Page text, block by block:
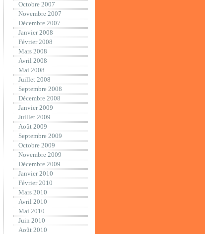
Octobre 2007
Novembre 2007
Décembre 2007
Janvier 2008
Février 2008
Mars 2008
Avril 2008
Mai 2008
Juillet 2008
Septembre 2008
Décembre 2008
Janvier 2009
Juillet 2009
Août 2009
Septembre 2009
Octobre 2009
Novembre 2009
Décembre 2009
Janvier 2010
Février 2010
Mars 2010
Avril 2010
Mai 2010
Juin 2010
Août 2010